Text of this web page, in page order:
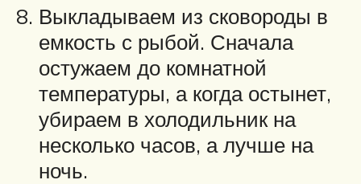
Выкладываем из сковороды в
емкость с рыбой. Сначала
остужаем до комнатной
температуры, а когда остынет,
убираем в холодильник на
несколько часов, а лучше на
ночь.